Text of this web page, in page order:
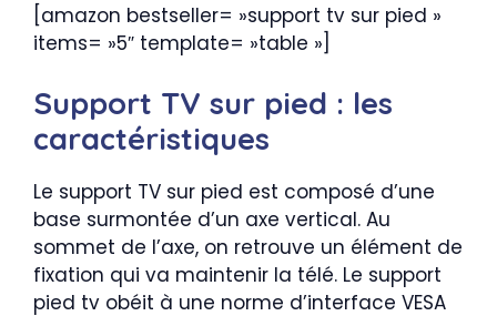
[amazon bestseller= »support tv sur pied »
items= »5″ template= »table »]
Support TV sur pied : les
caractéristiques
Le support TV sur pied est composé d’une
base surmontée d’un axe vertical. Au
sommet de l’axe, on retrouve un élément de
fixation qui va maintenir la télé. Le support
pied tv obéit à une norme d’interface VESA